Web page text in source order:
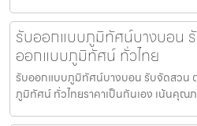
รับออกแบบภูมิทัศน์บางบอน
ออกแบบภูมิทัศน์ ทั่วไทย
รับออกแบบภูมิทัศน์บางบอน รับจัดสวน
ภูมิทัศน์ ทั่วไทยราคาเป็นกันเอง เน้นคุณ